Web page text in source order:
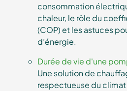
consommation
chaleur, le rôle du
(COP) et les astuces
d’énergie.
Durée de vie d'une
Une solution de
respectueuse du